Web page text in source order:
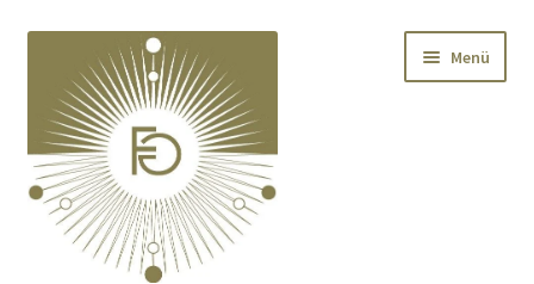
Navigation
springen
springen
Menü